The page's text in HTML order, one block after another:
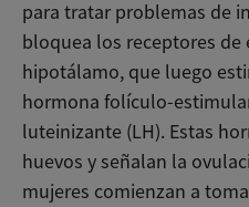
para tratar problemas de
bloquea los receptores de
hipotálamo, que luego
hormona folículo-
luteinizante (LH). Estas
huevos y señalan la
mujeres comienzan a